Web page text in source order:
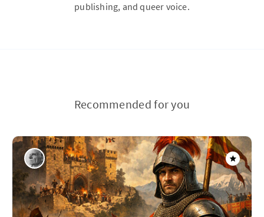
publishing, and queer voice.
Recommended for you